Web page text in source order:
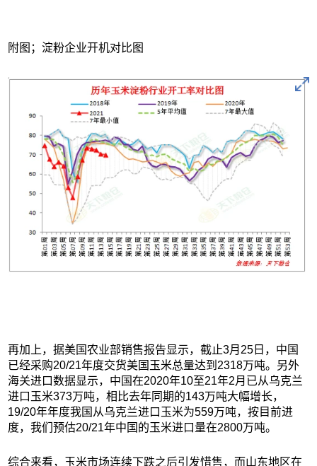
附图；淀粉企业开机对比图
再加上，据美国农业部销售报告显示，截止3月25日，中国
已经采购20/21年度交货美国玉米总量达到2318万吨。另外
海关进口数据显示，中国在2020年10至21年2月已从乌克兰
进口玉米373万吨，相比去年同期的143万吨大幅增长，
19/20年年度我国从乌克兰进口玉米为559万吨，按目前进
度，我们预估20/21年中国的玉米进口量在2800万吨。
综合来看，玉米市场连续下跌之后引发惜售，而山东地区在